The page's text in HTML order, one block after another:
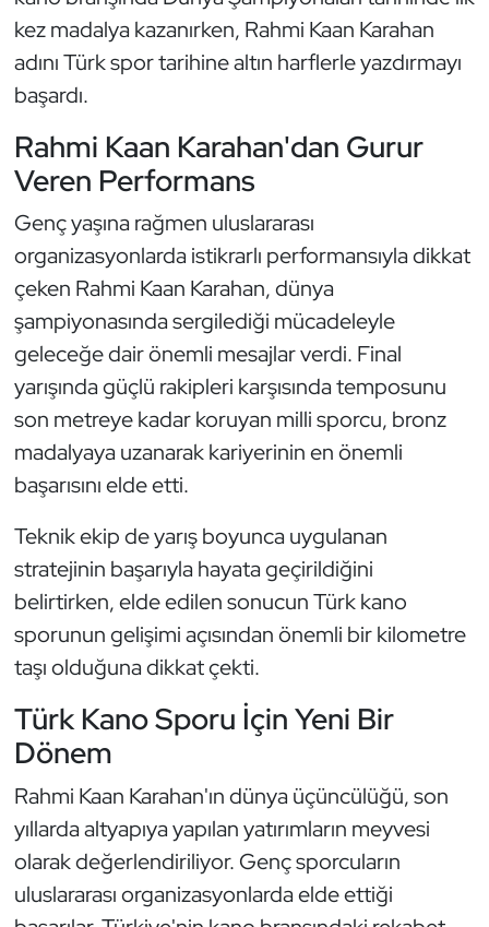
kez madalya kazanırken, Rahmi Kaan Karahan
adını Türk spor tarihine altın harflerle yazdırmayı
başardı.
Rahmi Kaan Karahan'dan Gurur
Veren Performans
Genç yaşına rağmen uluslararası
organizasyonlarda istikrarlı performansıyla dikkat
çeken Rahmi Kaan Karahan, dünya
şampiyonasında sergilediği mücadeleyle
geleceğe dair önemli mesajlar verdi. Final
yarışında güçlü rakipleri karşısında temposunu
son metreye kadar koruyan milli sporcu, bronz
madalyaya uzanarak kariyerinin en önemli
başarısını elde etti.
Teknik ekip de yarış boyunca uygulanan
stratejinin başarıyla hayata geçirildiğini
belirtirken, elde edilen sonucun Türk kano
sporunun gelişimi açısından önemli bir kilometre
taşı olduğuna dikkat çekti.
Türk Kano Sporu İçin Yeni Bir
Dönem
Rahmi Kaan Karahan'ın dünya üçüncülüğü, son
yıllarda altyapıya yapılan yatırımların meyvesi
olarak değerlendiriliyor. Genç sporcuların
uluslararası organizasyonlarda elde ettiği
Kick Boks
Masa Tenisi
Modern Pentatlon
Motor Sporları
Muay Thai
Okçuluk
Optimist
Oryantiring
Özel Sporcular
Paralimpik
Ragbi
Su Topu
Sualtı Sporları
Tekvando
Tenis